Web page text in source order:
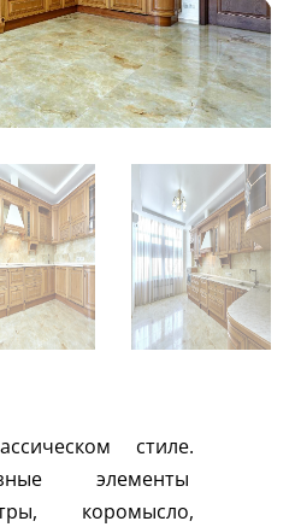
стиле.
элементы
коромысло,